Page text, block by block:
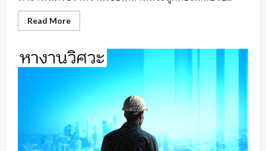
Read MoreRead
more
งาน
อยุธยา
ตาม